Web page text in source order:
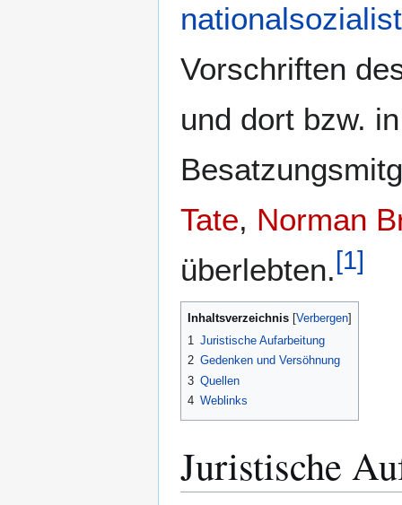
Vorschriften
und dort bzw.
Tate, Norman
überlebten. [1]
Inhaltsverzeichnis
1 Juristische Aufarbeitung
2 Gedenken und Versöhnung
3 Quellen
4 Weblinks
Juristische